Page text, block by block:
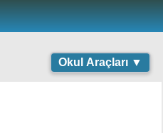
Okul Araçları ▼